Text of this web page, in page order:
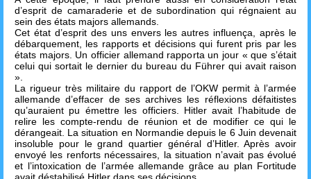
d’esprit de camaraderie et de subordination qui régnaient au
sein des états majors allemands.
Cet état d’esprit des uns envers les autres influença, après le
débarquement, les rapports et décisions qui furent pris par les
états majors. Un officier allemand rapporta un jour « que s’était
celui qui sortait le dernier du bureau du Führer qui avait raison
».
La rigueur très militaire du rapport de l’OKW permit à l’armée
allemande d’effacer de ses archives les réflexions défaitistes
qu’auraient pu émettre les officiers. Hitler avait l’habitude de
relire les compte-rendu de réunion et de modifier ce qui le
dérangeait. La situation en Normandie depuis le 6 Juin devenait
insoluble pour le grand quartier général d’Hitler. Après avoir
envoyé les renforts nécessaires, la situation n’avait pas évolué
et l’intoxication de l’armée allemande grâce au plan Fortitude